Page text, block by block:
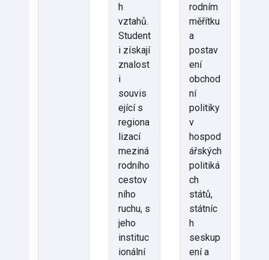
h
vztahů.
Student
i získají
znalost
i
souvis
ející s
regiona
lizací
meziná
rodního
cestov
ního
ruchu, s
jeho
instituc
ionální
rodním
měřítku
a
postav
ení
obchod
ní
politiky
v
hospod
ářských
politiká
ch
států,
státníc
h
seskup
ení a